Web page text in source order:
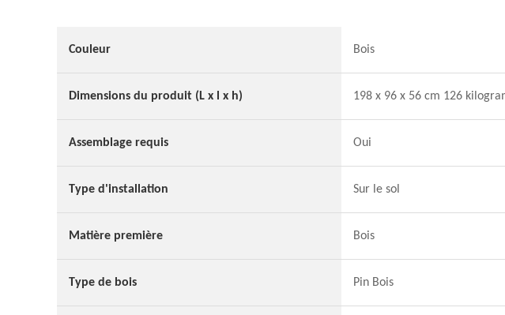
Couleur Bois
Dimensions du produit (L x l x h) 198 x 96 x 56 cm 126
Assemblage requis Oui
Type d'installation Sur le sol
Matière première Bois
Type de bois Pin Bois